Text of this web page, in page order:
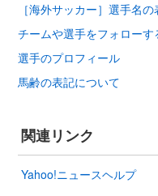
［海外サッカー］選手名
チームや選手をフォロー
選手のプロフィール
馬齢の表記について
関連リンク
Yahoo!ニュースヘルプ